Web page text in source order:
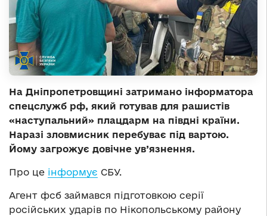
На Дніпропетровщині затримано інформатора
спецслужб рф, який готував для рашистів
«наступальний» плацдарм на півдні країни.
Наразі зловмисник перебуває під вартою.
Йому загрожує довічне ув’язнення.
Про це інформує СБУ.
Агент фсб займався підготовкою серії
російських ударів по Нікопольському району